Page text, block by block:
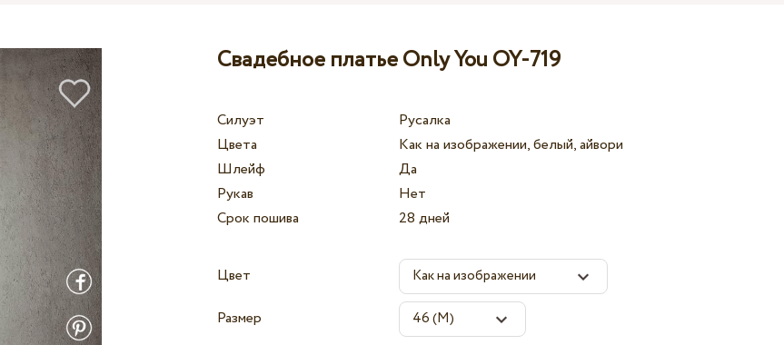
Свадебное платье Only You OY-719
Силуэт
Русалка
Цвета
Как на изображении, белый, айвори
Шлейф
Да
Рукав
Нет
Срок пошива
28 дней
Цвет
Размер